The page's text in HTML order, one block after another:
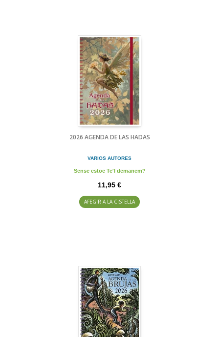
2026 AGENDA DE LAS HADAS
VARIOS AUTORES
Sense estoc Te'l demanem?
11,95 €
AFEGIR A LA CISTELLA